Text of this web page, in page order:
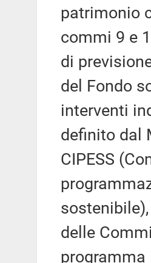
patrimonio
commi 9 e
di
del Fondo
interventi
definito dal
CIPESS
delle